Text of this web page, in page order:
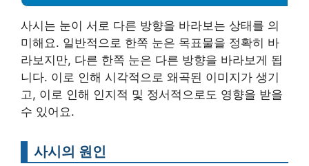
사시는 눈이 서로 다른 방향을 바라보는 상태를 의
미해요. 일반적으로 한쪽 눈은 목표물을 정확히 바
라보지만, 다른 한쪽 눈은 다른 방향을 바라보게 됩
니다. 이로 인해 시각적으로 왜곡된 이미지가 생기
고, 이로 인해 인지적 및 정서적으로도 영향을 받을
수 있어요.
사시의 원인